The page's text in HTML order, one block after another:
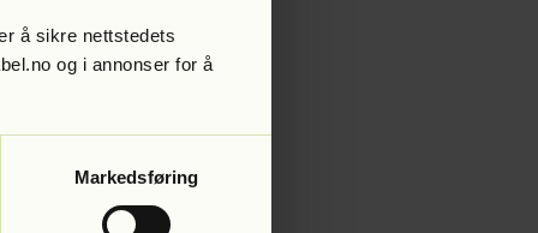
å sikre nettstedets
og i annonser for å
Markedsføring